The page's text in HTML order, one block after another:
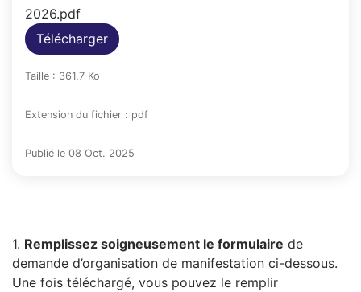
2026.pdf
Télécharger
Taille : 361.7 Ko
Extension du fichier : pdf
Publié le 08 Oct. 2025
1. Remplissez soigneusement le formulaire de
demande d’organisation de manifestation ci-dessous.
Une fois téléchargé, vous pouvez le remplir